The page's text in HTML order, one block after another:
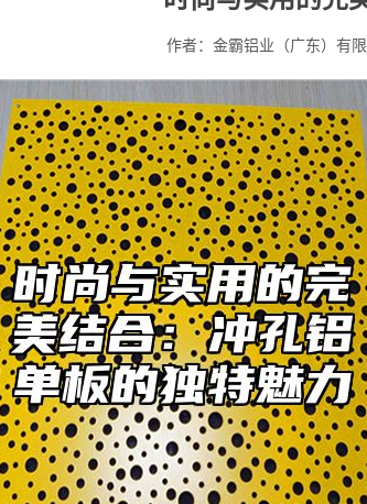
作者：金霸铝业（广东）有限